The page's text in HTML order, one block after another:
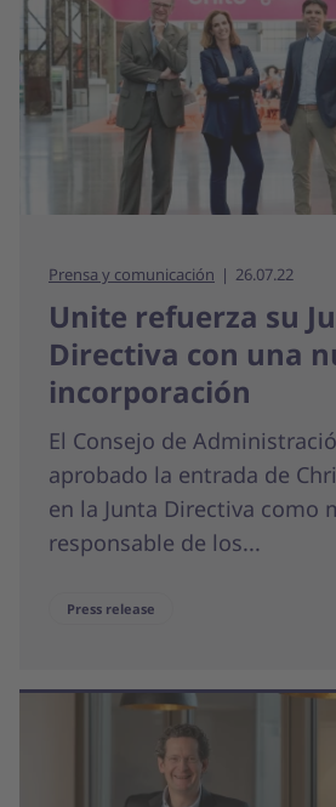
Prensa y comunicación 26.07.22
Unite refuerza su
Directiva con una
incorporación
El Consejo de
aprobado la entrada de
en la Junta Directiva como
responsable de los...
Press release